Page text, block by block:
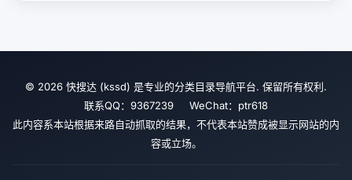
© 2026 快搜达 (kssd) 是专业的分类目录导航平台. 保留所有权利.
联系QQ：9367239 WeChat：ptr618
此内容系本站根据来路自动抓取的结果，不代表本站赞成被显示网站的内
容或立场。